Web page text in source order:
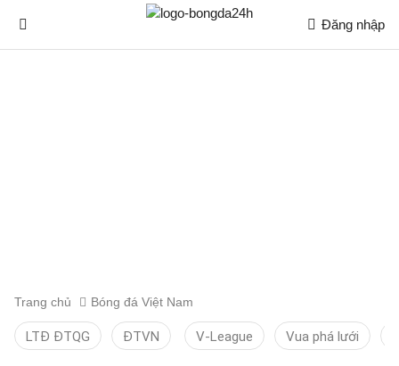
Đăng nhập
Trang chủ Bóng đá Việt Nam
LTĐ ĐTQG ĐTVN V-League Vua phá lưới